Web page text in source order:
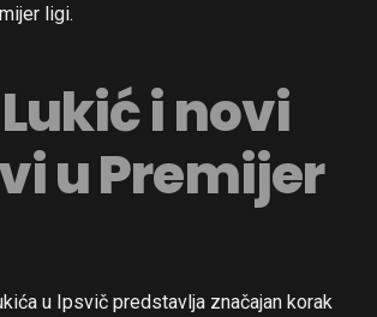
ligi.
i novi
u Premijer
u Ipsvič predstavlja značajan korak